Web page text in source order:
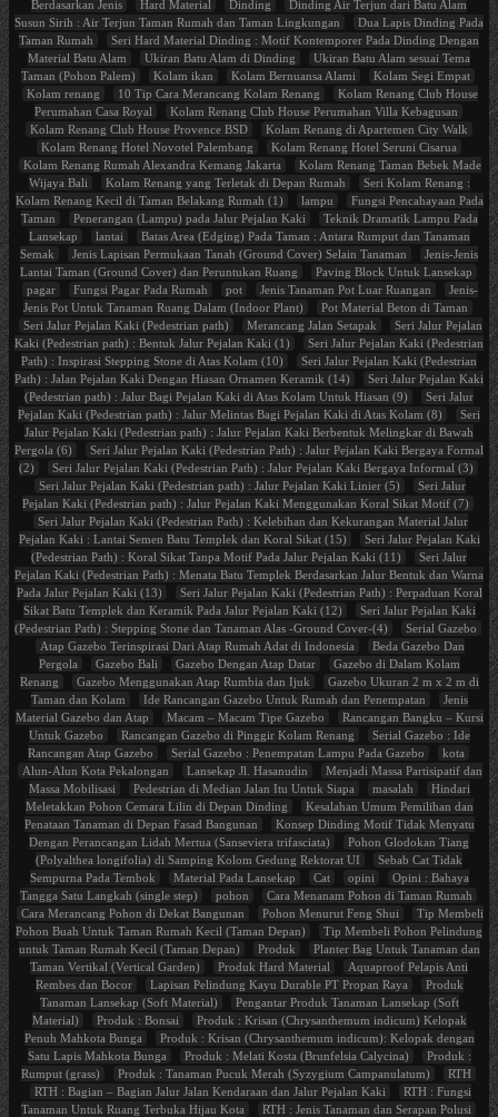
Berdasarkan Jenis Hard Material Dinding
Dinding Air Terjun dari Batu Alam
Susun Sirih : Air Terjun Taman Rumah dan Taman Lingkungan
Dua Lapis Dinding Pada
Taman Rumah
Seri Hard Material Dinding : Motif Kontemporer Pada Dinding Dengan
Material Batu Alam
Ukiran Batu Alam di Dinding
Ukiran Batu Alam sesuai Tema
Taman (Pohon Palem)
Kolam ikan Kolam Bernuansa Alami
Kolam Segi Empat
Kolam renang
10 Tip Cara Merancang Kolam Renang
Kolam Renang Club House
Perumahan Casa Royal
Kolam Renang Club House Perumahan Villa Kebagusan
Kolam Renang Club House Provence BSD
Kolam Renang di Apartemen City Walk
Kolam Renang Hotel Novotel Palembang
Kolam Renang Hotel Seruni Cisarua
Kolam Renang Rumah Alexandra Kemang Jakarta
Kolam Renang Taman Bebek Made
Wijaya Bali
Kolam Renang yang Terletak di Depan Rumah
Seri Kolam Renang :
Kolam Renang Kecil di Taman Belakang Rumah (1)
lampu
Fungsi Pencahayaan Pada
Taman
Penerangan (Lampu) pada Jalur Pejalan Kaki
Teknik Dramatik Lampu Pada
Lansekap
lantai
Batas Area (Edging) Pada Taman : Antara Rumput dan Tanaman
Semak
Jenis Lapisan Permukaan Tanah (Ground Cover) Selain Tanaman
Jenis-Jenis
Lantai Taman (Ground Cover) dan Peruntukan Ruang
Paving Block Untuk Lansekap
pagar
Fungsi Pagar Pada Rumah pot Jenis Tanaman Pot Luar Ruangan
Jenis-
Jenis Pot Untuk Tanaman Ruang Dalam (Indoor Plant)
Pot Material Beton di Taman
Seri Jalur Pejalan Kaki (Pedestrian path)
Merancang Jalan Setapak
Seri Jalur Pejalan
Kaki (Pedestrian path) : Bentuk Jalur Pejalan Kaki (1)
Seri Jalur Pejalan Kaki (Pedestrian
Path) : Inspirasi Stepping Stone di Atas Kolam (10)
Seri Jalur Pejalan Kaki (Pedestrian
Path) : Jalan Pejalan Kaki Dengan Hiasan Ornamen Keramik (14)
Seri Jalur Pejalan Kaki
(Pedestrian path) : Jalur Bagi Pejalan Kaki di Atas Kolam Untuk Hiasan (9)
Seri Jalur
Pejalan Kaki (Pedestrian path) : Jalur Melintas Bagi Pejalan Kaki di Atas Kolam (8)
Seri
Jalur Pejalan Kaki (Pedestrian path) : Jalur Pejalan Kaki Berbentuk Melingkar di Bawah
Pergola (6)
Seri Jalur Pejalan Kaki (Pedestrian Path) : Jalur Pejalan Kaki Bergaya Formal
(2)
Seri Jalur Pejalan Kaki (Pedestrian Path) : Jalur Pejalan Kaki Bergaya Informal (3)
Seri Jalur Pejalan Kaki (Pedestrian path) : Jalur Pejalan Kaki Linier (5)
Seri Jalur
Pejalan Kaki (Pedestrian path) : Jalur Pejalan Kaki Menggunakan Koral Sikat Motif (7)
Seri Jalur Pejalan Kaki (Pedestrian Path) : Kelebihan dan Kekurangan Material Jalur
Pejalan Kaki : Lantai Semen Batu Templek dan Koral Sikat (15)
Seri Jalur Pejalan Kaki
(Pedestrian Path) : Koral Sikat Tanpa Motif Pada Jalur Pejalan Kaki (11)
Seri Jalur
Pejalan Kaki (Pedestrian Path) : Menata Batu Templek Berdasarkan Jalur Bentuk dan Warna
Pada Jalur Pejalan Kaki (13)
Seri Jalur Pejalan Kaki (Pedestrian Path) : Perpaduan Koral
Sikat Batu Templek dan Keramik Pada Jalur Pejalan Kaki (12)
Seri Jalur Pejalan Kaki
(Pedestrian Path) : Stepping Stone dan Tanaman Alas -Ground Cover-(4)
Serial Gazebo
Atap Gazebo Terinspirasi Dari Atap Rumah Adat di Indonesia
Beda Gazebo Dan
Pergola
Gazebo Bali Gazebo Dengan Atap Datar
Gazebo di Dalam Kolam
Renang
Gazebo Menggunakan Atap Rumbia dan Ijuk
Gazebo Ukuran 2 m x 2 m di
Taman dan Kolam
Ide Rancangan Gazebo Untuk Rumah dan Penempatan
Jenis
Material Gazebo dan Atap
Macam – Macam Tipe Gazebo
Rancangan Bangku – Kursi
Untuk Gazebo
Rancangan Gazebo di Pinggir Kolam Renang
Serial Gazebo : Ide
Rancangan Atap Gazebo
Serial Gazebo : Penempatan Lampu Pada Gazebo
kota
Alun-Alun Kota Pekalongan
Lansekap Jl. Hasanudin
Menjadi Massa Partisipatif dan
Massa Mobilisasi
Pedestrian di Median Jalan Itu Untuk Siapa masalah
Hindari
Meletakkan Pohon Cemara Lilin di Depan Dinding
Kesalahan Umum Pemilihan dan
Penataan Tanaman di Depan Fasad Bangunan
Konsep Dinding Motif Tidak Menyatu
Dengan Perancangan Lidah Mertua (Sanseviera trifasciata)
Pohon Glodokan Tiang
(Polyalthea longifolia) di Samping Kolom Gedung Rektorat UI
Sebab Cat Tidak
Sempurna Pada Tembok
Material Pada Lansekap Cat opini
Opini : Bahaya
Tangga Satu Langkah (single step)
pohon
Cara Menanam Pohon di Taman Rumah
Cara Merancang Pohon di Dekat Bangunan
Pohon Menurut Feng Shui
Tip Membeli
Pohon Buah Untuk Taman Rumah Kecil (Taman Depan)
Tip Membeli Pohon Pelindung
untuk Taman Rumah Kecil (Taman Depan)
Produk
Planter Bag Untuk Tanaman dan
Taman Vertikal (Vertical Garden)
Produk Hard Material
Aquaproof Pelapis Anti
Rembes dan Bocor
Lapisan Pelindung Kayu Durable PT Propan Raya
Produk
Tanaman Lansekap (Soft Material)
Pengantar Produk Tanaman Lansekap (Soft
Material)
Produk : Bonsai
Produk : Krisan (Chrysanthemum indicum) Kelopak
Penuh Mahkota Bunga
Produk : Krisan (Chrysanthemum indicum): Kelopak dengan
Satu Lapis Mahkota Bunga
Produk : Melati Kosta (Brunfelsia Calycina)
Produk :
Rumput (grass)
Produk : Tanaman Pucuk Merah (Syzygium Campanulatum)
RTH
RTH : Bagian – Bagian Jalur Jalan Kendaraan dan Jalur Pejalan Kaki
RTH : Fungsi
Tanaman Untuk Ruang Terbuka Hijau Kota
RTH : Jenis Tanaman dan Serapan Polusi